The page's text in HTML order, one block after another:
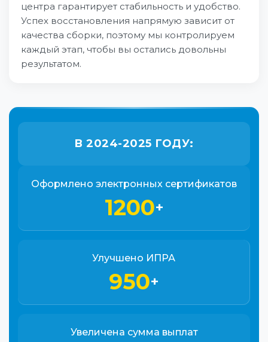
центра гарантирует стабильность и удобство.
Успех восстановления напрямую зависит от
качества сборки, поэтому мы контролируем
каждый этап, чтобы вы остались довольны
результатом.
В 2024-2025 ГОДУ:
Оформлено электронных сертификатов
1200+
Улучшено ИПРА
950+
Увеличена сумма выплат